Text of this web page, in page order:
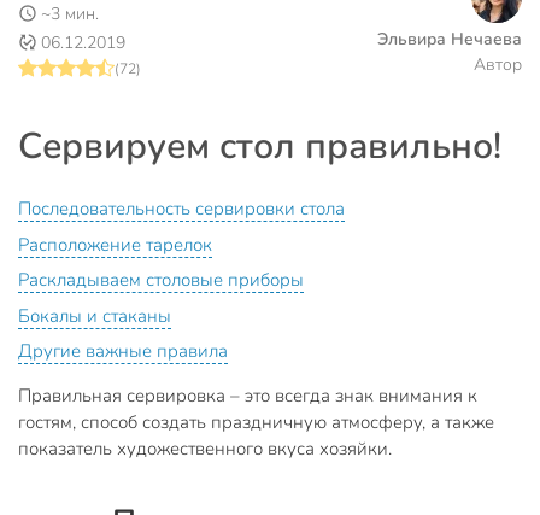
~3 мин.
06.12.2019
(72) Автор
Эльвира Нечаева
Сервируем стол правильно!
Последовательность сервировки стола
Расположение тарелок
Раскладываем столовые приборы
Бокалы и стаканы
Другие важные правила
Правильная сервировка – это всегда знак внимания к
гостям, способ создать праздничную атмосферу, а также
показатель художественного вкуса хозяйки.